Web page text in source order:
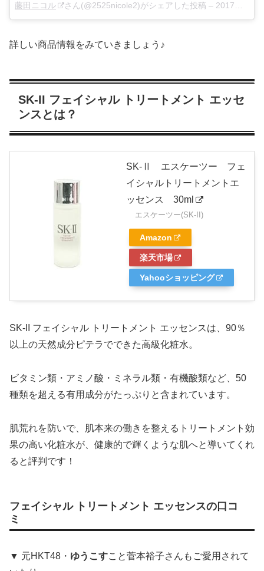
藤田ニコル さん(@2525nicole2)がシェアした投稿 – 2017年 5月月23日午前9時32分PDT
詳しい商品情報をみていきましょう♪
SK-II フェイシャル トリートメント エッセ
ンスとは？
SK-Ⅱ エスケーツー フェ
イシャルトリートメントエ
ッセンス 30ml
エスケーツー(SK-II)
Amazon
楽天市場
Yahooショッピング
SK-II フェイシャル トリートメント エッセンスは、90％
以上の天然成分ピテラでできた高級化粧水。
ビタミン類・アミノ酸・ミネラル類・有機酸類など、50
種類を超える有用成分がたっぷりと含まれています。
肌荒れを防いで、肌本来の働きを整えるトリートメント効
果の高い化粧水が、健康的で輝くような肌へと導いてくれ
ると評判です！
フェイシャル トリートメント エッセンスの口コ
ミ
▼ 元HKT48・ ゆうこすこと菅本裕子さんもご愛用されて